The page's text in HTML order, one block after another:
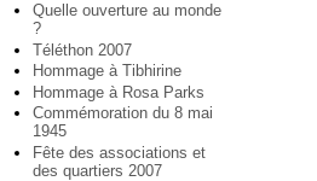
Quelle ouverture au monde
?
Téléthon 2007
Hommage à Tibhirine
Hommage à Rosa Parks
Commémoration du 8 mai
1945
Fête des associations et
des quartiers 2007